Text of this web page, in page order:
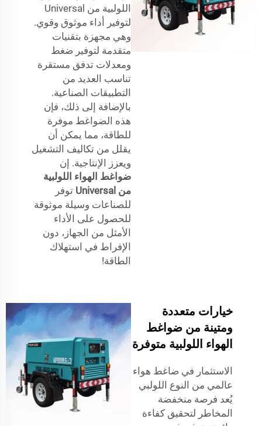
اللولبية من Universal
لتوفير أداء موثوق وقوي.
وهي مجهزة بتقنيات
متقدمة لتوفير ضغط
ومعدلات تدفق مستقرة
تناسب العديد من
التطبيقات الصناعية.
بالإضافة إلى ذلك، فإن
هذه الضواغط موفرة
للطاقة، مما يمكن أن
يقلل من تكاليف التشغيل
ويعزز الإنتاجية. إن
ضواغط الهواء اللولبية
من Universal
توفر
للصناعات وسيلة موثوقة
للحصول على الأداء
الأمثل من الجهاز، دون
الإفراط في استهلاك
الطاقة!
خيارات متعددة
ومتينة من ضواغط
الهواء اللولبية متوفرة
الاستثمار في ضاغط هواء
عالمي من النوع اللولبي
يُعد فرصة منخفضة
المخاطر لتحقيق كفاءة